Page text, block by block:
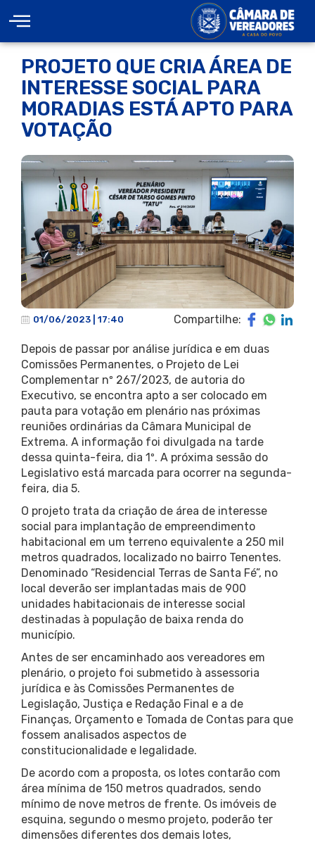
PROJETO QUE CRIA ÁREA DE
INTERESSE SOCIAL PARA
MORADIAS ESTÁ APTO PARA
VOTAÇÃO
01/06/2023 | 17:40 Compartilhe:
Depois de passar por análise jurídica e em duas
Comissões Permanentes, o Projeto de Lei
Complementar nº 267/2023, de autoria do
Executivo, se encontra apto a ser colocado em
pauta para votação em plenário nas próximas
reuniões ordinárias da Câmara Municipal de
Extrema. A informação foi divulgada na tarde
dessa quinta-feira, dia 1º. A próxima sessão do
Legislativo está marcada para ocorrer na segunda-
feira, dia 5.
O projeto trata da criação de área de interesse
social para implantação de empreendimento
habitacional em um terreno equivalente a 250 mil
metros quadrados, localizado no bairro Tenentes.
Denominado “Residencial Terras de Santa Fé”, no
local deverão ser implantadas mais de 900
unidades habitacionais de interesse social
destinadas à população de baixa renda do
município.
Antes de ser encaminhado aos vereadores em
plenário, o projeto foi submetido à assessoria
jurídica e às Comissões Permanentes de
Legislação, Justiça e Redação Final e a de
Finanças, Orçamento e Tomada de Contas para que
fossem analisados aspectos de
constitucionalidade e legalidade.
De acordo com a proposta, os lotes contarão com
área mínima de 150 metros quadrados, sendo
mínimo de nove metros de frente. Os imóveis de
esquina, segundo o mesmo projeto, poderão ter
dimensões diferentes dos demais lotes,